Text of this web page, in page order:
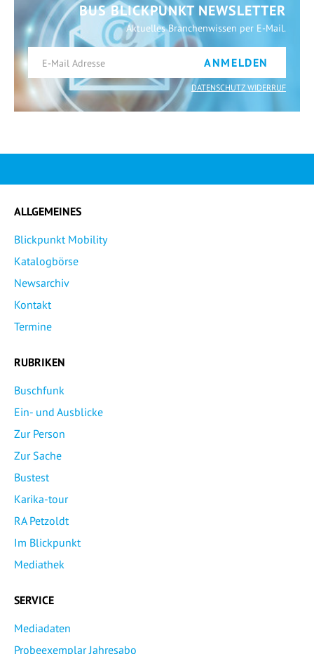
BUS BLICKPUNKT NEWSLETTER
Aktuelles Branchenwissen per E-Mail.
ANMELDEN
DATENSCHUTZ WIDERRUF
ALLGEMEINES
Blickpunkt Mobility
Katalogbörse
Newsarchiv
Kontakt
Termine
RUBRIKEN
Buschfunk
Ein- und Ausblicke
Zur Person
Zur Sache
Bustest
Karika-tour
RA Petzoldt
Im Blickpunkt
Mediathek
SERVICE
Mediadaten
Probeexemplar Jahresabo